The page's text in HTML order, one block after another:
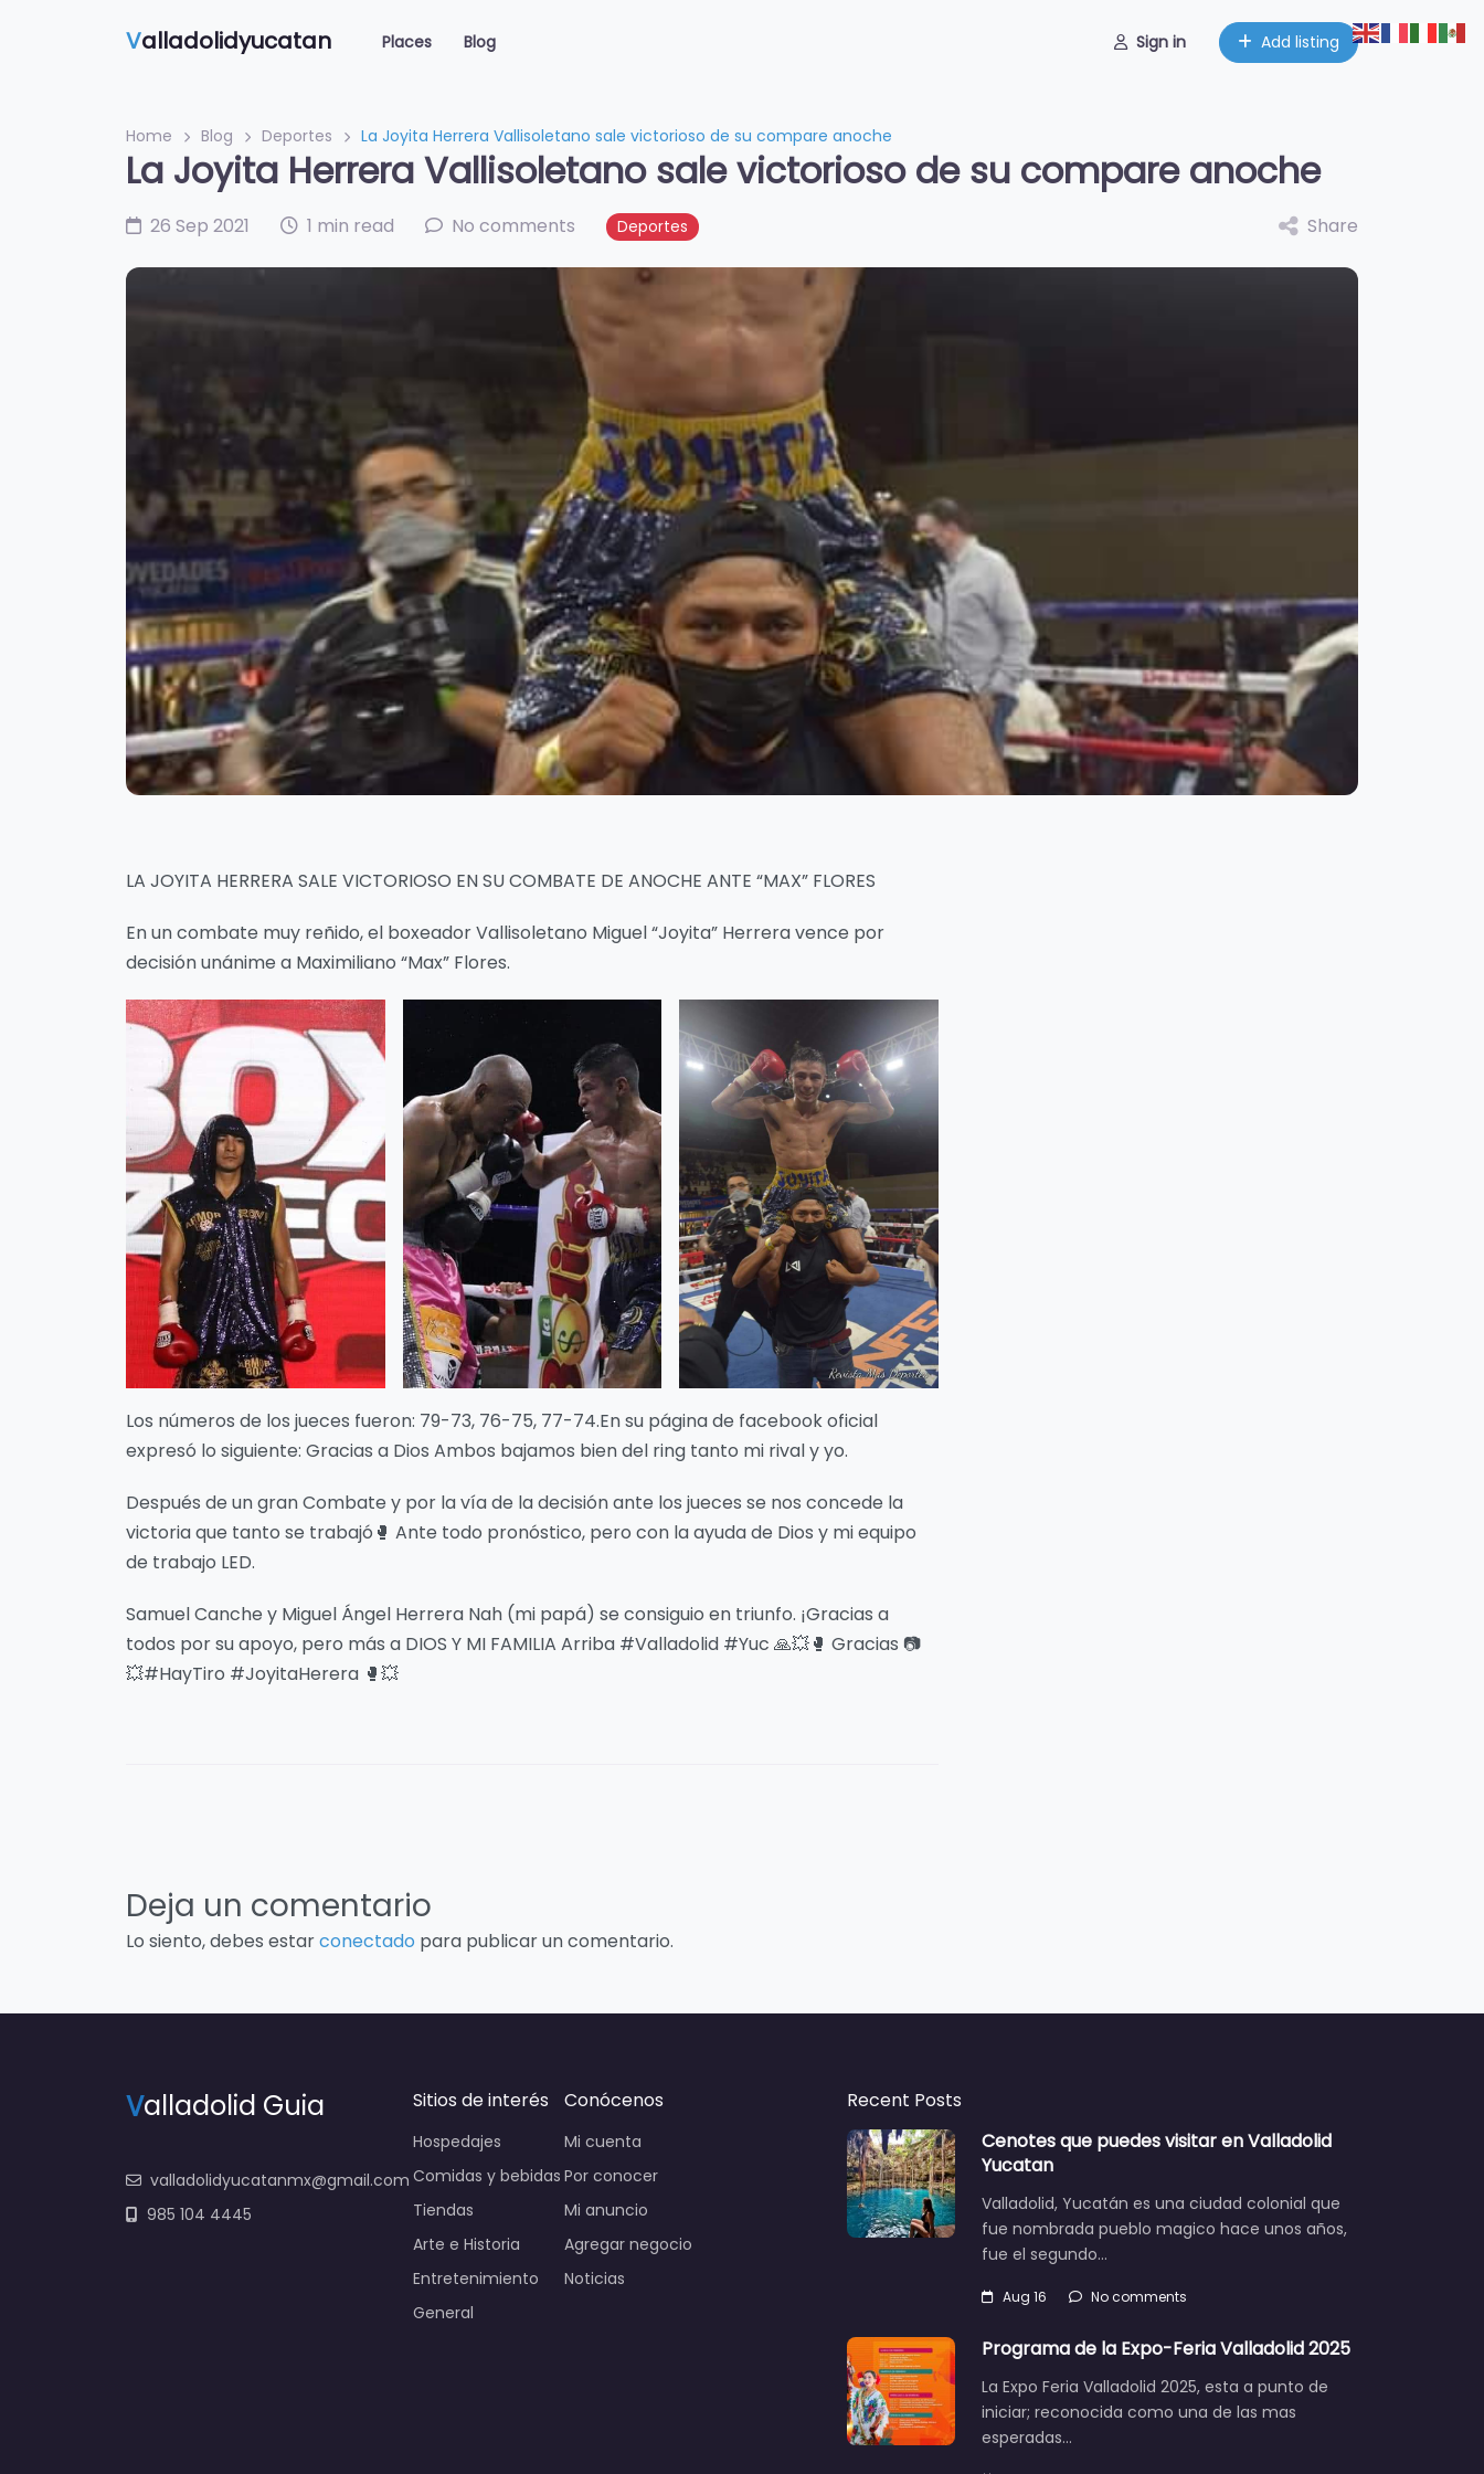
Valladolidyucatan Places Blog Sign in Add listing
Home Blog Deportes La Joyita Herrera Vallisoletano sale victorioso de su compare anoche
La Joyita Herrera Vallisoletano sale victorioso de su compare anoche
26 Sep 2021 1 min read No comments Deportes Share
LA JOYITA HERRERA SALE VICTORIOSO EN SU COMBATE DE ANOCHE ANTE “MAX” FLORES
En un combate muy reñido, el boxeador Vallisoletano Miguel “Joyita” Herrera vence por
decisión unánime a Maximiliano “Max” Flores.
Los números de los jueces fueron: 79-73, 76-75, 77-74.En su página de facebook oficial
expresó lo siguiente: Gracias a Dios Ambos bajamos bien del ring tanto mi rival y yo.
Después de un gran Combate y por la vía de la decisión ante los jueces se nos concede la
victoria que tanto se trabajó🥊 Ante todo pronóstico, pero con la ayuda de Dios y mi equipo
de trabajo LED.
Samuel Canche y Miguel Ángel Herrera Nah (mi papá) se consiguio en triunfo. ¡Gracias a
todos por su apoyo, pero más a DIOS Y MI FAMILIA Arriba #Valladolid #Yuc 🙏💥🥊 Gracias 📷
💥#HayTiro #JoyitaHerera 🥊💥
Deja un comentario
Lo siento, debes estarconectado para publicar un comentario.
Valladolid Guia
valladolidyucatanmx@gmail.com
985 104 4445
Sitios de interés
Hospedajes
Comidas y bebidas
Tiendas
Arte e Historia
Entretenimiento
General
Conócenos
Mi cuenta
Por conocer
Mi anuncio
Agregar negocio
Noticias
Recent Posts
Cenotes que puedes visitar en Valladolid
Yucatan
Valladolid, Yucatán es una ciudad colonial que
fue nombrada pueblo magico hace unos años,
fue el segundo…
Aug 16 No comments
Programa de la Expo-Feria Valladolid 2025
La Expo Feria Valladolid 2025, esta a punto de
iniciar; reconocida como una de las mas
esperadas…